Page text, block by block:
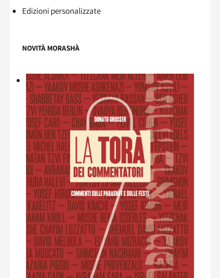
Edizioni personalizzate
NOVITÀ MORASHÀ